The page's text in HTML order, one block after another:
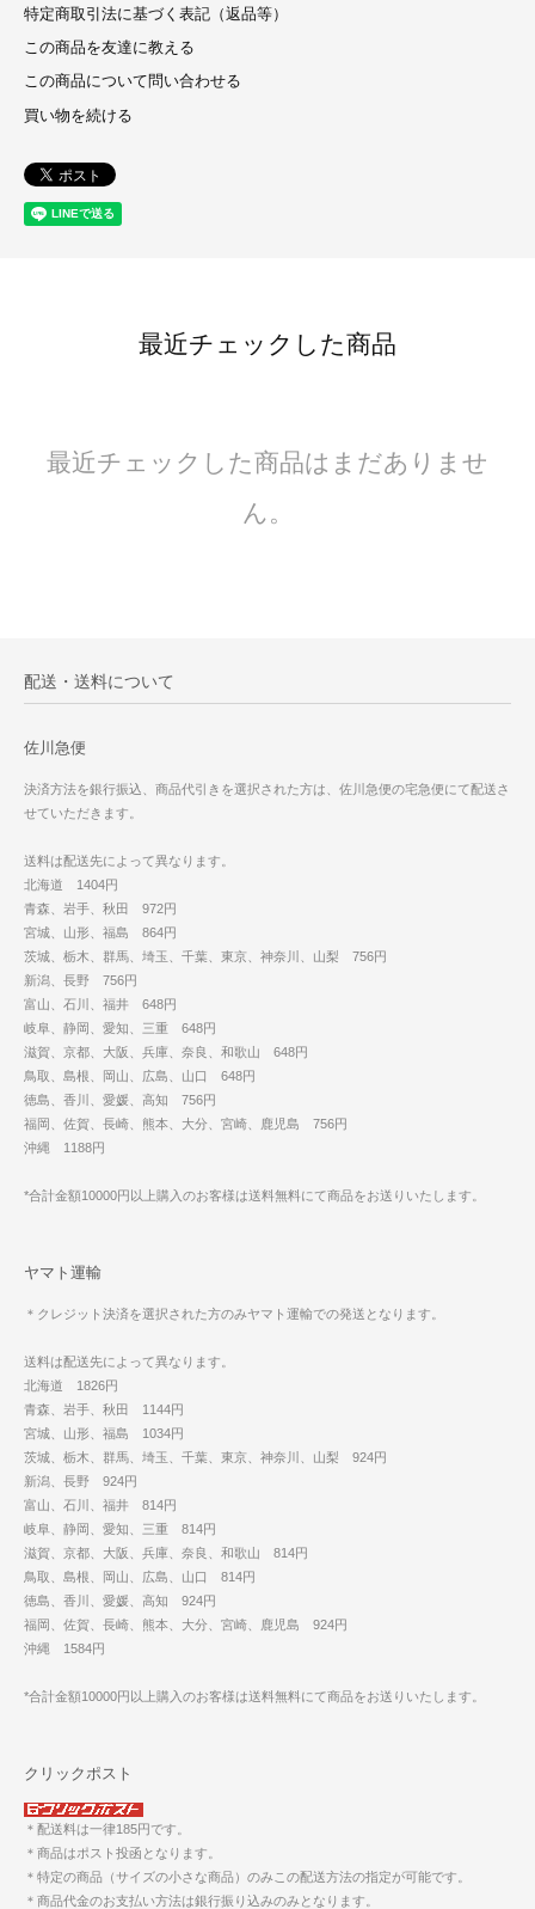
特定商取引法に基づく表記（返品等）
この商品を友達に教える
この商品について問い合わせる
買い物を続ける
最近チェックした商品
最近チェックした商品はまだありませ
ん。
配送・送料について
佐川急便
決済方法を銀行振込、商品代引きを選択された方は、佐川急便の宅急便にて配送さ
せていただきます。
送料は配送先によって異なります。
北海道 1404円
青森、岩手、秋田 972円
宮城、山形、福島 864円
茨城、栃木、群馬、埼玉、千葉、東京、神奈川、山梨 756円
新潟、長野 756円
富山、石川、福井 648円
岐阜、静岡、愛知、三重 648円
滋賀、京都、大阪、兵庫、奈良、和歌山 648円
鳥取、島根、岡山、広島、山口 648円
徳島、香川、愛媛、高知 756円
福岡、佐賀、長崎、熊本、大分、宮崎、鹿児島 756円
沖縄 1188円
*合計金額10000円以上購入のお客様は送料無料にて商品をお送りいたします。
ヤマト運輸
＊クレジット決済を選択された方のみヤマト運輸での発送となります。
送料は配送先によって異なります。
北海道 1826円
青森、岩手、秋田 1144円
宮城、山形、福島 1034円
茨城、栃木、群馬、埼玉、千葉、東京、神奈川、山梨 924円
新潟、長野 924円
富山、石川、福井 814円
岐阜、静岡、愛知、三重 814円
滋賀、京都、大阪、兵庫、奈良、和歌山 814円
鳥取、島根、岡山、広島、山口 814円
徳島、香川、愛媛、高知 924円
福岡、佐賀、長崎、熊本、大分、宮崎、鹿児島 924円
沖縄 1584円
*合計金額10000円以上購入のお客様は送料無料にて商品をお送りいたします。
クリックポスト
＊配送料は一律185円です。
＊商品はポスト投函となります。
＊特定の商品（サイズの小さな商品）のみこの配送方法の指定が可能です。
＊商品代金のお支払い方法は銀行振り込みのみとなります。